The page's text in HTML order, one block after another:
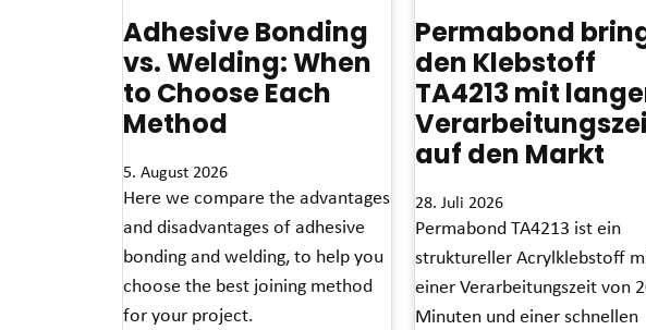
Adhesive Bonding
vs. Welding: When
to Choose Each
Method
5. August 2026
Here we compare the advantages
and disadvantages of adhesive
bonding and welding, to help you
choose the best joining method
for your project.
Permabond
den Klebstoff
TA4213 mit
auf den Markt
28. Juli 2026
Permabond TA4213 ist ein
struktureller Acrylklebstoff
einer Verarbeitungszeit von
Minuten und einer schnellen